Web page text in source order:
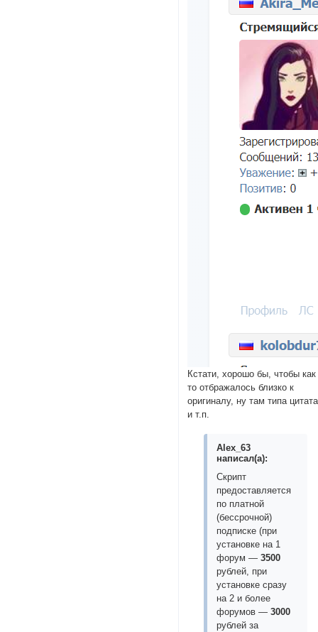
Кстати, хорошо бы, чтобы как
то отбражалось близко к
оригиналу, ну там типа цитата
и т.п.
Alex_63
написал(а):
Скрипт
предоставляется
по платной
(бессрочной)
подписке (при
установке на 1
форум —3500
рублей, при
установке сразу
на 2 и более
форумов —3000
рублей за